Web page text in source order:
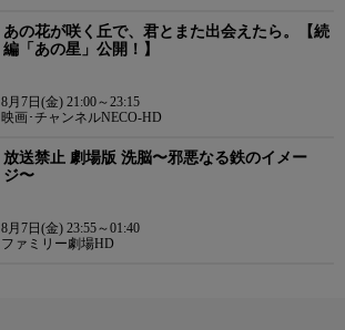
あの花が咲く丘で、君とまた出会えたら。【続
編「あの星」公開！】
8月7日(金) 21:00～23:15
映画･チャンネルNECO-HD
放送禁止 劇場版 洗脳〜邪悪なる鉄のイメー
ジ〜
8月7日(金) 23:55～01:40
ファミリー劇場HD